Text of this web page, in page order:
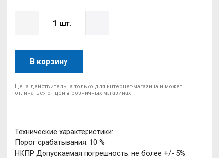
В корзину
Цена действительна только для интернет-магазина и может
отличаться от цен в розничных магазинах
Технические характеристики:
Порог срабатывания: 10 %
НКПР Допускаемая погрешность: не более +/- 5%